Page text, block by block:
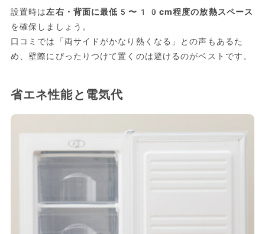
設置時は左右・背面に最低5〜10cm程度の放熱スペース
を確保しましょう。
口コミでは「両サイドがかなり熱くなる」との声もあるた
め、壁際にぴったりつけて置くのは避けるのがベストです。
省エネ性能と電気代